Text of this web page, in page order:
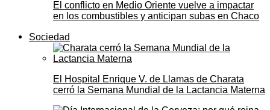
El conflicto en Medio Oriente vuelve a impactar
en los combustibles y anticipan subas en Chaco
Sociedad
El Hospital Enrique V. de Llamas de Charata
cerró la Semana Mundial de la Lactancia Materna